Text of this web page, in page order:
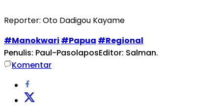
Reporter: Oto Dadigou Kayame
#Manokwari #Papua #Regional
Penulis: Paul-PasolaposEditor: Salman.
Komentar